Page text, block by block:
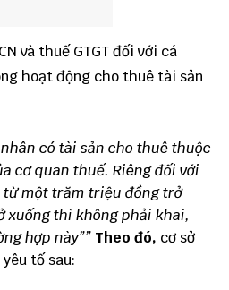
và thuế GTGT đối với cá
hoạt động cho thuê tài sản
có tài sản cho thuê thuộc
cơ quan thuế. Riêng đối với
từ một trăm triệu đồng trở
xuống thì không phải khai,
hợp này”” Theo đó, cơ sở
tố sau: